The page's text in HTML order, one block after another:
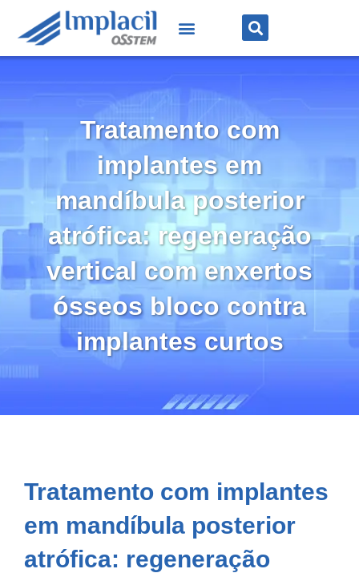
Tratamento com
implantes em
mandíbula posterior
atrófica: regeneração
vertical com enxertos
ósseos bloco contra
implantes curtos
Tratamento com implantes
em mandíbula posterior
atrófica: regeneração